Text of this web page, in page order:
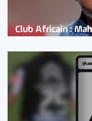
Club Africain :